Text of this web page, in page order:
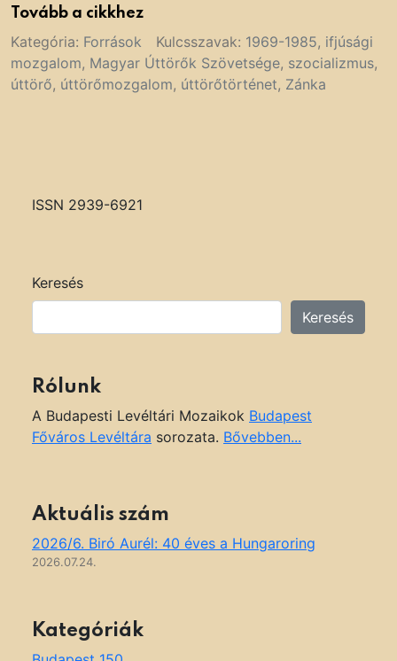
Tovább a cikkhez
Kategória: Források Kulcsszavak: 1969-1985, ifjúsági
mozgalom, Magyar Úttörők Szövetsége, szocializmus,
úttörő, úttörőmozgalom, úttörőtörténet, Zánka
ISSN 2939-6921
Keresés
Keresés
Rólunk
A Budapesti Levéltári Mozaikok Budapest
Főváros Levéltára sorozata. Bővebben...
Aktuális szám
2026/6. Biró Aurél: 40 éves a Hungaroring
2026.07.24.
Kategóriák